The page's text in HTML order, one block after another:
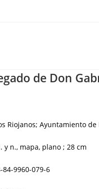
de Don
Riojanos; Ayuntamiento de
y n., mapa, plano ; 28 cm
84-9960-079-6